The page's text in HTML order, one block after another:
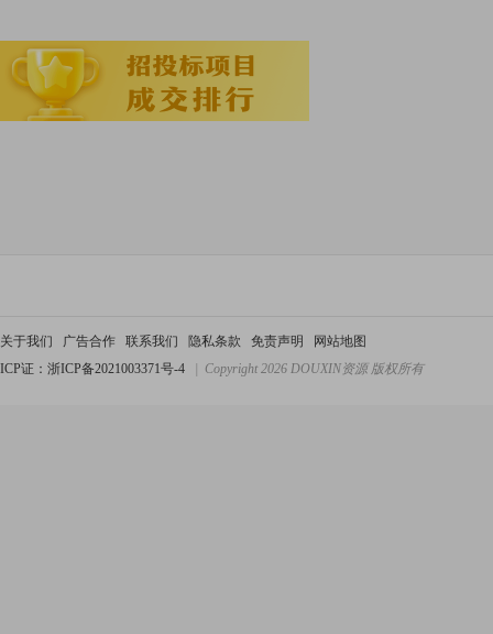
关于我们 广告合作 联系我们 隐私条款 免责声明
网站地图
ICP证：浙ICP备2021003371号-4
| Copyright 2026 DOUXIN资源 版权所有